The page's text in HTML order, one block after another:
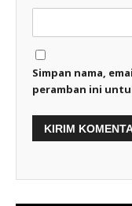
Simpan nama,
peramban ini